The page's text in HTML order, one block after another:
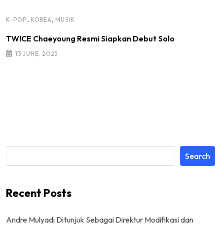
K-POP , KOREA, MUSIK
TWICE Chaeyoung Resmi Siapkan Debut Solo
13 JUNE, 2025
Search
Recent Posts
Andre Mulyadi Ditunjuk Sebagai Direktur Modifikasi dan